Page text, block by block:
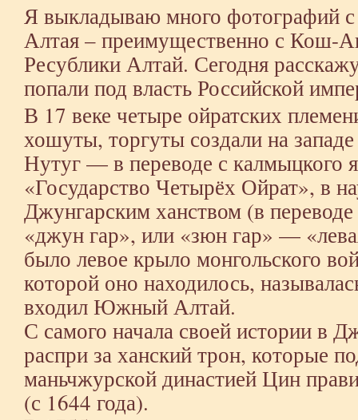
Я выкладываю много фотографий
Алтая – преимущественно с Кош-
Ресублики Алтай. Сегодня
попали под власть Российской
В 17 веке четыре ойратских
хошуты, торгуты создали на
Нутуг — в переводе с
«Государство Четырёх Ойрат», в
Джунгарским ханством (в
«джун гар», или «зюн гар» —
было левое крыло монгольского
которой оно находилось,
входил Южный Алтай.
С самого начала своей истории в
распри за ханский трон, которые
маньчжурской династией Цин
(с 1644 года).